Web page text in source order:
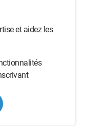
et aidez les